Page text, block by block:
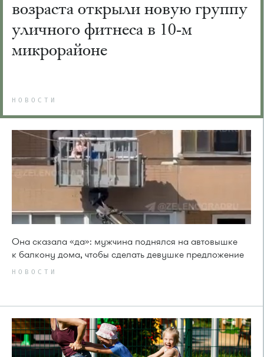
возраста открыли новую группу
уличного фитнеса в 10-м
микрорайоне
НОВОСТИ
Она сказала «да»: мужчина поднялся на автовышке
к балкону дома, чтобы сделать девушке предложение
НОВОСТИ